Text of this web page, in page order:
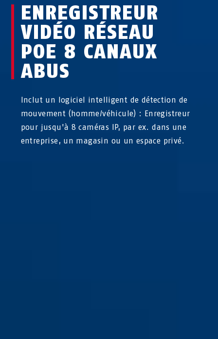
ENREGISTREUR
VIDÉO RÉSEAU
POE 8 CANAUX
ABUS
Inclut un logiciel intelligent de détection de
mouvement (homme/véhicule) : Enregistreur
pour jusqu'à 8 caméras IP, par ex. dans une
entreprise, un magasin ou un espace privé.